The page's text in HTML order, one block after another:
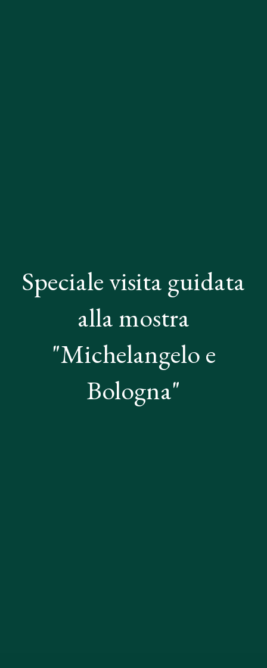
Speciale visita guidata
alla mostra
"Michelangelo e
Bologna"